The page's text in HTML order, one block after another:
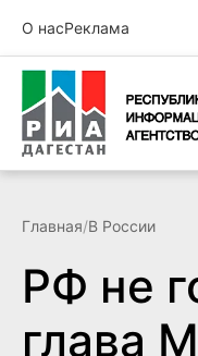
О насРеклама
Главная/В России
РФ не
глава